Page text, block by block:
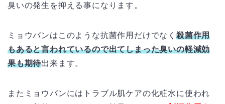
臭いの発生を抑える事になります。
ミョウバンはこのような抗菌作用だけでなく 殺菌作用
もあると言われているので出てしまった臭いの軽減効
果も期待出来ます。
またミョウバンにはトラブル肌ケアの化粧水に使われ